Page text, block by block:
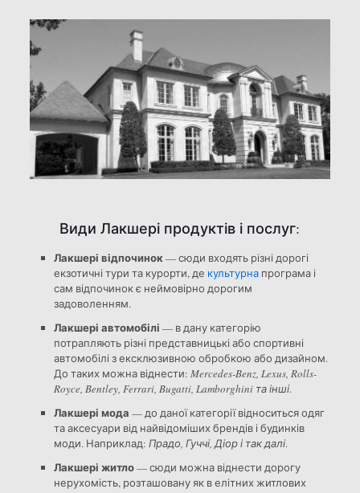
Види Лакшері продуктів і послуг:
Лакшері відпочинок— сюди входять різні дорогі
екзотичні тури та курорти, де культурнапрограма і
сам відпочинок є неймовірно дорогим
задоволенням.
Лакшері автомобілі — в дану категорію
потрапляють різні представницькі або спортивні
автомобілі з ексклюзивною обробкою або дизайном.
До таких можна віднести: Mercedes-Benz, Lexus, Rolls-
Royce, Bentley, Ferrari, Bugatti, Lamborghini та інші.
Лакшері мода — до даної категорії відноситься одяг
та аксесуари від найвідоміших брендів і будинків
моди. Наприклад: Прадо, Гуччі, Діор і так далі.
Лакшері житло— сюди можна віднести дорогу
нерухомість, розташовану як в елітних житлових